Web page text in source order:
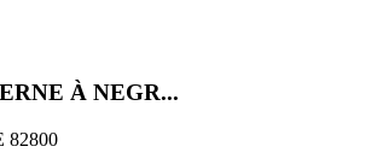
À NEGR...
82800